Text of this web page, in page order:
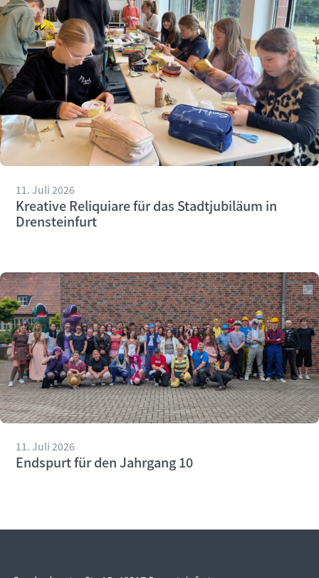
11. Juli 2026
Kreative Reliquiare für das Stadtjubiläum in
Drensteinfurt
11. Juli 2026
Endspurt für den Jahrgang 10